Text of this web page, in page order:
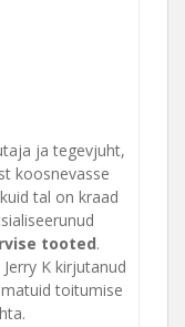
ja tegevjuht,
koosnevasse
tal on kraad
tooted.
K kirjutanud
toitumise